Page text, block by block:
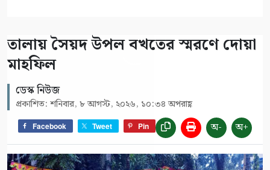
তালায় সৈয়দ উপল বখতের স্মরণে দোয়া
মাহফিল
ডেস্ক নিউজ
প্রকাশিত: শনিবার, ৮ আগস্ট, ২০২৬, ১০:৩৪ অপরাহ্ণ
Facebook Tweet Pin অ- অ+